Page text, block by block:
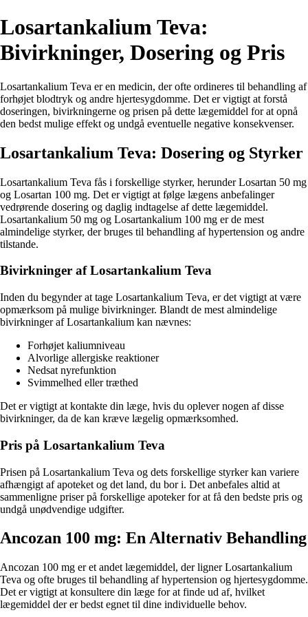
Losartankalium Teva:
Bivirkninger, Dosering og Pris
Losartankalium Teva er en medicin, der ofte ordineres til behandling af
forhøjet blodtryk og andre hjertesygdomme. Det er vigtigt at forstå
doseringen, bivirkningerne og prisen på dette lægemiddel for at opnå
den bedst mulige effekt og undgå eventuelle negative konsekvenser.
Losartankalium Teva: Dosering og Styrker
Losartankalium Teva fås i forskellige styrker, herunder Losartan 50 mg
og Losartan 100 mg. Det er vigtigt at følge lægens anbefalinger
vedrørende dosering og daglig indtagelse af dette lægemiddel.
Losartankalium 50 mg og Losartankalium 100 mg er de mest
almindelige styrker, der bruges til behandling af hypertension og andre
tilstande.
Bivirkninger af Losartankalium Teva
Inden du begynder at tage Losartankalium Teva, er det vigtigt at være
opmærksom på mulige bivirkninger. Blandt de mest almindelige
bivirkninger af Losartankalium kan nævnes:
Forhøjet kaliumniveau
Alvorlige allergiske reaktioner
Nedsat nyrefunktion
Svimmelhed eller træthed
Det er vigtigt at kontakte din læge, hvis du oplever nogen af disse
bivirkninger, da de kan kræve lægelig opmærksomhed.
Pris på Losartankalium Teva
Prisen på Losartankalium Teva og dets forskellige styrker kan variere
afhængigt af apoteket og det land, du bor i. Det anbefales altid at
sammenligne priser på forskellige apoteker for at få den bedste pris og
undgå unødvendige udgifter.
Ancozan 100 mg: En Alternativ Behandling
Ancozan 100 mg er et andet lægemiddel, der ligner Losartankalium
Teva og ofte bruges til behandling af hypertension og hjertesygdomme.
Det er vigtigt at konsultere din læge for at finde ud af, hvilket
lægemiddel der er bedst egnet til dine individuelle behov.